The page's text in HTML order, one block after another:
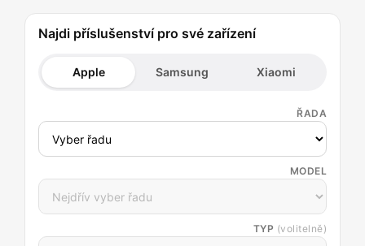
Najdi příslušenství pro své zařízení
Apple Samsung Xiaomi
ŘADA
MODEL
TYP (volitelně)